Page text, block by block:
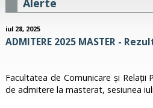
iul 28, 2025
ADMITERE 2025 MASTER -
Facultatea de Comunicare și
de admitere la masterat, sesiunea